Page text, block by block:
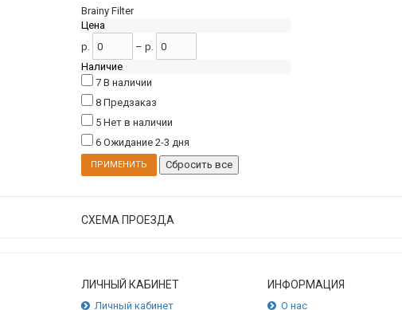
Brainy Filter
Цена
р.
– р.
Наличие
7 В наличии
8 Предзаказ
5 Нет в наличии
6 Ожидание 2-3 дня
СХЕМА ПРОЕЗДА
ЛИЧНЫЙ КАБИНЕТ
Личный кабинет
ИНФОРМАЦИЯ
О нас